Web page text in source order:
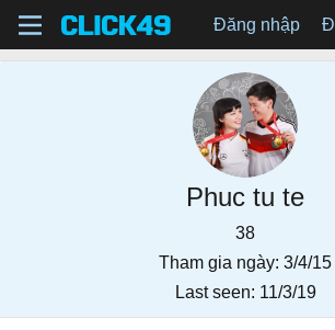
Đăng nhập
Phuc tu te
38
Tham gia ngày 3/4/15
Last seen 11/3/19